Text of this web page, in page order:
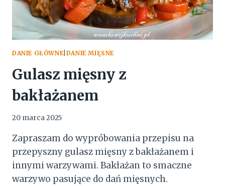
DANIE GŁÓWNE| DANIE MIĘSNE
Gulasz mięsny z
bakłażanem
20 marca 2025
Zapraszam do wypróbowania przepisu na
przepyszny gulasz mięsny z bakłażanem i
innymi warzywami. Bakłażan to smaczne
warzywo pasujące do dań mięsnych.